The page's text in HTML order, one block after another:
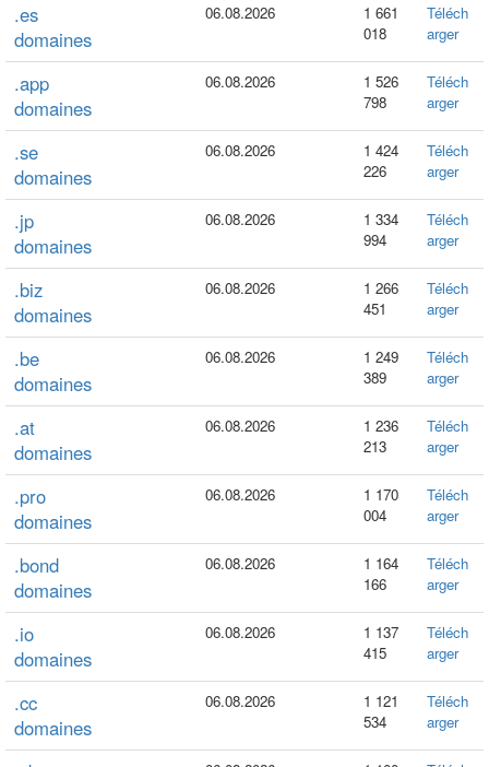
.es
domaines
06.08.2026
1 661
018
Téléch
arger
.app
domaines
06.08.2026
1 526
798
Téléch
arger
.se
domaines
06.08.2026
1 424
226
Téléch
arger
.jp
domaines
06.08.2026
1 334
994
Téléch
arger
.biz
domaines
06.08.2026
1 266
451
Téléch
arger
.be
domaines
06.08.2026
1 249
389
Téléch
arger
.at
domaines
06.08.2026
1 236
213
Téléch
arger
.pro
domaines
06.08.2026
1 170
004
Téléch
arger
.bond
domaines
06.08.2026
1 164
166
Téléch
arger
.io
domaines
06.08.2026
1 137
415
Téléch
arger
.cc
domaines
06.08.2026
1 121
534
Téléch
arger